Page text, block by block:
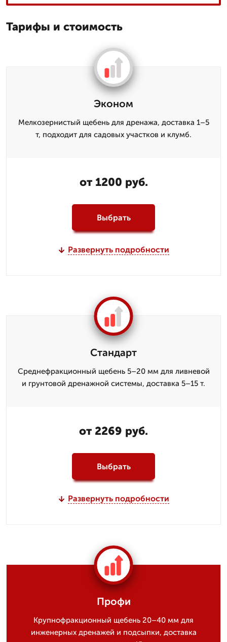
Тарифы и стоимость
Эконом
Мелкозернистый щебень для дренажа, доставка 1–5
т, подходит для садовых участков и клумб.
от 1200 руб.
Выбрать
Развернуть подробности
Стандарт
Среднефракционный щебень 5–20 мм для ливневой
и грунтовой дренажной системы, доставка 5–15 т.
от 2269 руб.
Выбрать
Развернуть подробности
Профи
Крупнофракционный щебень 20–40 мм для
инженерных дренажей и подсыпки, доставка